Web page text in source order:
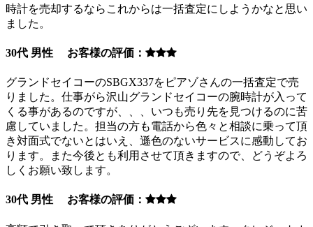
時計を売却するならこれからは一括査定にしようかなと思い
ました。
30代 男性 お客様の評価：
グランドセイコーのSBGX337をピアゾさんの一括査定で売
りました。仕事がら沢山グランドセイコーの腕時計が入って
くる事があるのですが、、、いつも売り先を見つけるのに苦
慮していました。担当の方も電話から色々と相談に乗って頂
き対面式でないとはいえ、遜色のないサービスに感動してお
ります。また今後とも利用させて頂きますので、どうぞよろ
しくお願い致します。
30代 男性 お客様の評価：